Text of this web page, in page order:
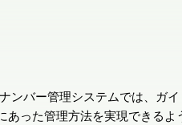
ンバー管理システムでは、ガ
あった管理方法を実現できるよ